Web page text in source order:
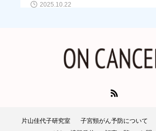
2025.10.22
片山佳代子研究室 子宮頸がん予防について